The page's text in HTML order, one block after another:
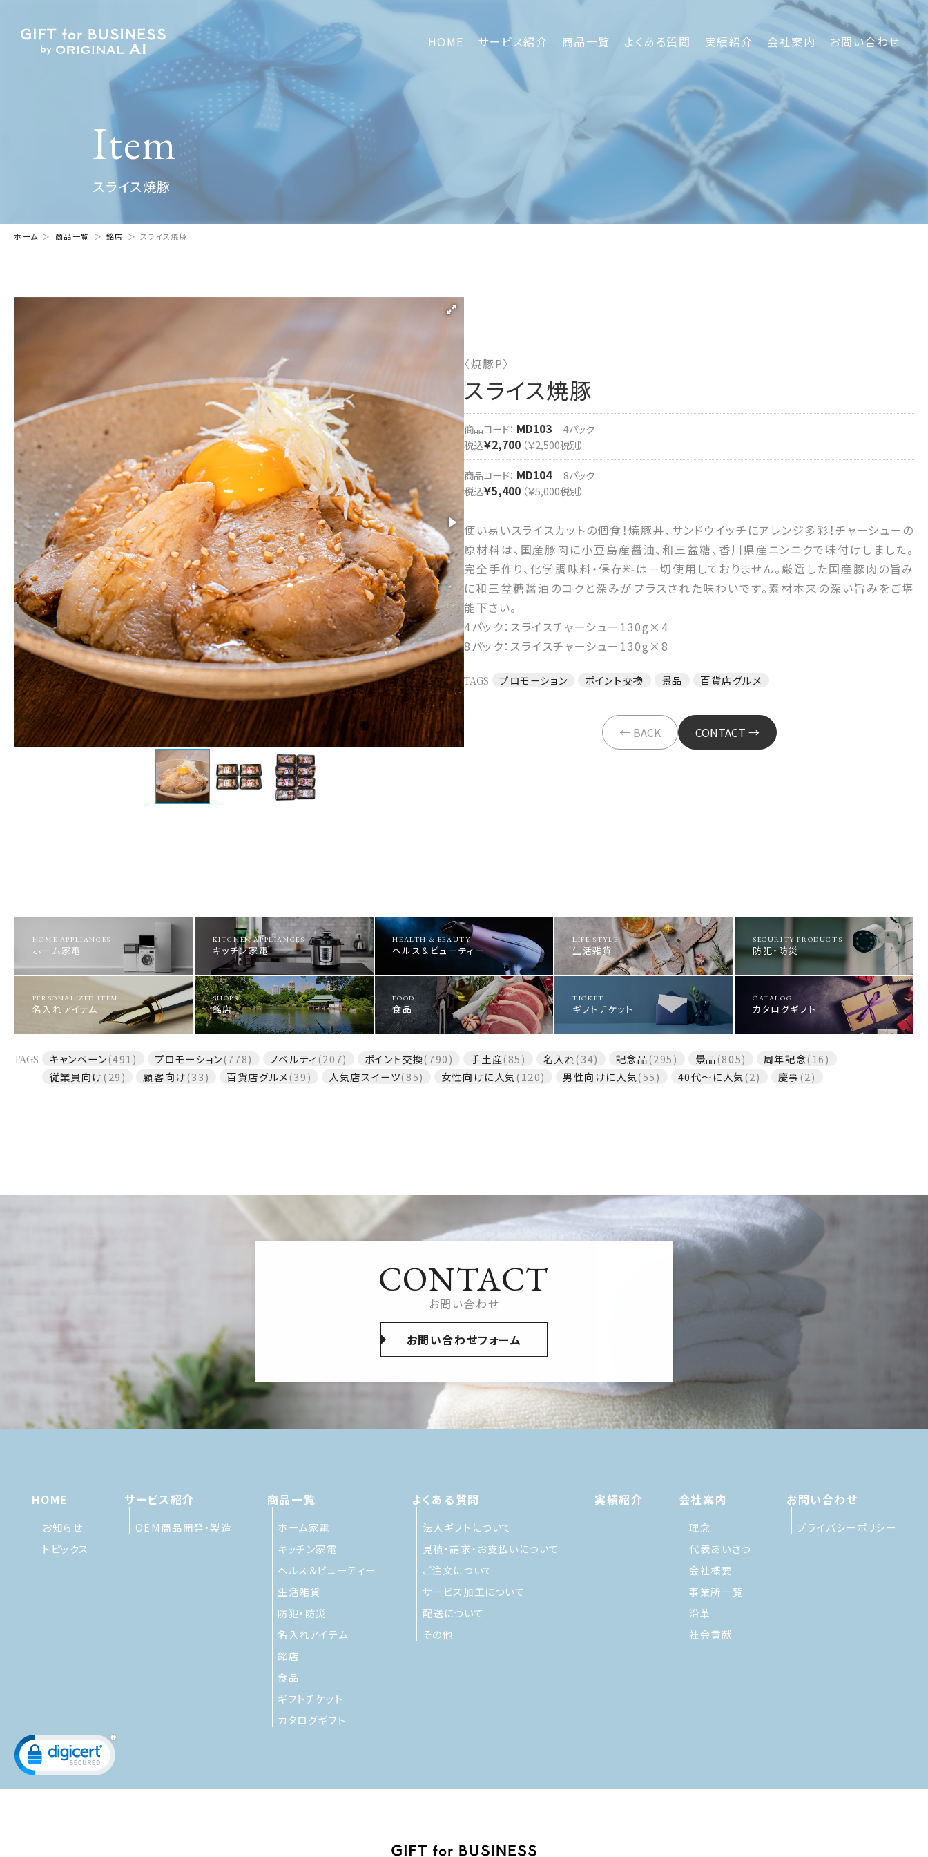
HOME サービス紹介 商品一覧 よくある質問 実績紹介 会社案内 お問い合わせ
Item
スライス焼豚
ホーム 商品一覧 銘店 スライス焼豚
〈焼豚P〉
スライス焼豚
商品コード： MD103 ｜4パック
税込￥2,700 （￥2,500税別）
商品コード： MD104｜8パック
税込￥5,400 （￥5,000税別）
使い易いスライスカットの個食！焼豚丼、サンドウイッチにアレンジ多彩！チャーシューの
原材料は、国産豚肉に小豆島産醤油、和三盆糖、香川県産ニンニクで味付けしました。
完全手作り、化学調味料・保存料は一切使用しておりません。厳選した国産豚肉の旨み
に和三盆糖醤油のコクと深みがプラスされた味わいです。素材本来の深い旨みをご堪
能下さい。
4パック：スライスチャーシュー130g×4
8パック：スライスチャーシュー130g×8
TAGS プロモーション ポイント交換 景品 百貨店グルメ
← BACK CONTACT →
HOME APPLIANCES
ホーム家電
KITCHEN APPLIANCES
キッチン家電
HEALTH & BEAUTY
ヘルス＆ビューティー
LIFE STYLE
生活雑貨
SECURITY PRODUCTS
防犯・防災
PERSONALIZED ITEM
名入れアイテム
SHOPS
銘店
FOOD
食品
TICKET
ギフトチケット
CATALOG
カタログギフト
TAGS キャンペーン(491) プロモーション(778) ノベルティ(207) ポイント交換(790) 手土産(85) 名入れ(34) 記念品(295) 景品(805) 周年記念(16)
従業員向け(29) 顧客向け(33) 百貨店グルメ(39) 人気店スイーツ(85) 女性向けに人気(120) 男性向けに人気(55) 40代～に人気(2) 慶事(2)
CONTACT
お問い合わせ
お問い合わせフォーム
HOME
お知らせ
トピックス
サービス紹介
OEM商品開発・製造
商品一覧
ホーム家電
キッチン家電
ヘルス＆ビューティー
生活雑貨
防犯・防災
名入れアイテム
銘店
食品
ギフトチケット
カタログギフト
よくある質問
法人ギフトについて
見積・請求・お支払いについて
ご注文について
サービス加工について
配送について
その他
実績紹介 会社案内
理念
代表あいさつ
会社概要
事業所一覧
沿革
社会貢献
お問い合わせ
プライバシーポリシー